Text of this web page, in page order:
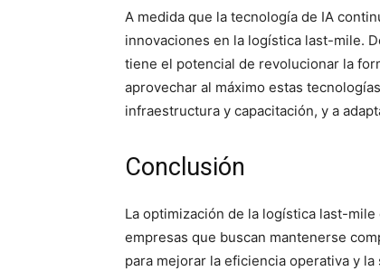
A medida que la tecnología de IA
innovaciones en la logística last-mile.
tiene el potencial de revolucionar la
aprovechar al máximo estas
infraestructura y capacitación, y a
Conclusión
La optimización de la logística last-
empresas que buscan mantenerse
para mejorar la eficiencia operativa y